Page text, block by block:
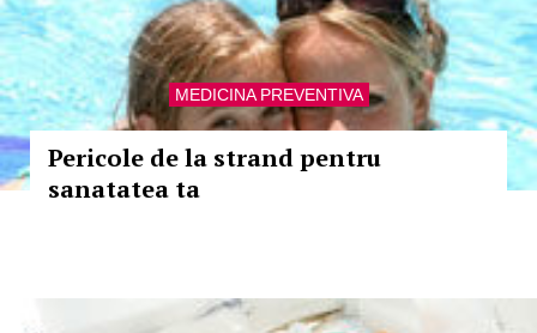
MEDICINA PREVENTIVA
Pericole de la strand pentru
sanatatea ta